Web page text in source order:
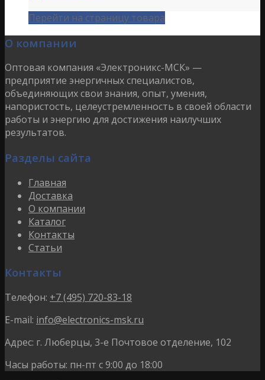
Перейти на страницу товара
О компании
Оптовая компания «Электроникс-МСК» —
предприятие энергичных специалистов,
объединяющих свои знания, опыт, умения,
напористость, целеустремленность в своей области
работы и энергию для достижения наилучших
результатов.
Разделы сайта
Главная
Доставка
О компании
Каталог
Контакты
Статьи
Контакты
Телефон: +7 (495) 720-83-18
E-mail: info@electronics-msk.ru
Адрес: г. Люберцы, 3-е Почтовое отделение, 102
Часы работы: пн-пт с 9:00 до 18:00